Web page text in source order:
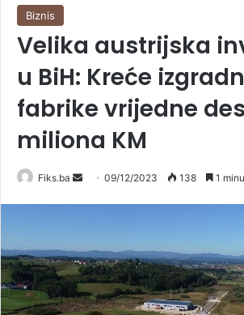
Biznis
Velika austrijska
u BiH: Kreće
fabrike vrijedne
miliona KM
Fiks.ba
Send09/12/2023 138 1